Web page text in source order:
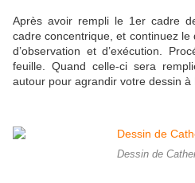
Après avoir rempli le 1er cadre
cadre concentrique, et continuez
d’observation et d’exécution.
feuille. Quand celle-ci sera
autour pour agrandir votre dessin à
Dessin de